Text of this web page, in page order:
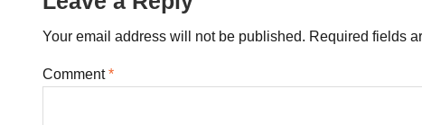
Your email address will not be published. Required fields
Comment*